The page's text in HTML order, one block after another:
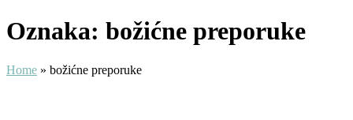
Oznaka: božićne preporuke
Home » božićne preporuke